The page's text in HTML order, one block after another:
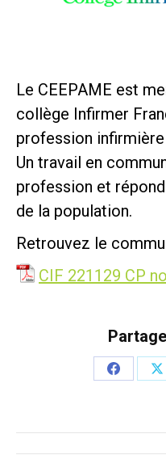
Le CEEPAME est
collège Infirmer
profession
Un travail en
profession et
de la population.
Retrouvez le
CIF 221129 CP
Partager